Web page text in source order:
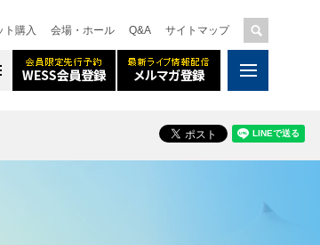
ト購入
会場・ホール Q&A サイトマップ